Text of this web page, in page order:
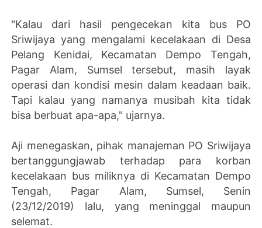
"Kalau dari hasil pengecekan kita bus PO
Sriwijaya yang mengalami kecelakaan di Desa
Pelang Kenidai, Kecamatan Dempo Tengah,
Pagar Alam, Sumsel tersebut, masih layak
operasi dan kondisi mesin dalam keadaan baik.
Tapi kalau yang namanya musibah kita tidak
bisa berbuat apa-apa," ujarnya.
Aji menegaskan, pihak manajeman PO Sriwijaya
bertanggungjawab terhadap para korban
kecelakaan bus miliknya di Kecamatan Dempo
Tengah, Pagar Alam, Sumsel, Senin
(23/12/2019) lalu, yang meninggal maupun
selemat.